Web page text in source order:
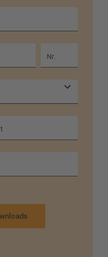
–
Aufbau –
– der Literarische
nach Verlag und
Nr.